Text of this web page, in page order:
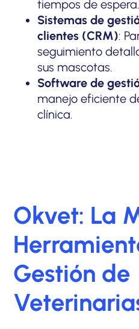
tiempos de espera.
Sistemas de
clientes (CRM):
seguimiento
sus mascotas.
Software de
manejo eficiente
clínica.
Okvet: La
Gestión de